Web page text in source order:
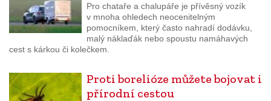
Pro chataře a chalupáře je přívěsný vozík
v mnoha ohledech neocenitelným
pomocníkem, který často nahradí dodávku,
malý náklaďák nebo spoustu namáhavých
cest s kárkou či kolečkem.
Proti borelióze můžete bojovat i
přírodní cestou